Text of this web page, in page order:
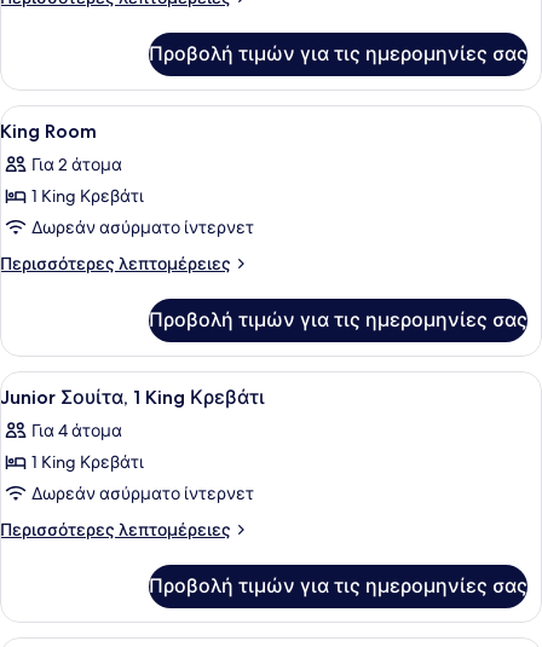
with
Sofa
Bed
Family
Room
with
Sofa
Bed
Προβολή τιμών για τις ημερομηνίες σας
Προβολή
όλων
των
φωτογραφιών
για
King
Μίνι μπαρ, χρηματοκιβώτιο στο
7
King Room
Για 2 άτομα
1 King Κρεβάτι
Δωρεάν ασύρματο ίντερνετ
Περισσότερες λεπτομέρειες
Περισσότερες
Room
Προβολή τιμών για τις ημερομηνίες σας
Προβολή
όλων
των
φωτογραφιών
για
Junior
King
Κρεβάτι
Μίνι μπαρ, χρηματοκιβώτιο στο
19
Junior Σουίτα, 1 King Κρεβάτι
Για 4 άτομα
1 King Κρεβάτι
Δωρεάν ασύρματο ίντερνετ
Περισσότερες λεπτομέρειες
Περισσότερες
Σουίτα,
Προβολή τιμών για τις ημερομηνίες σας